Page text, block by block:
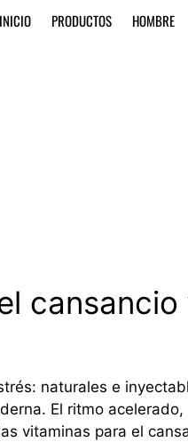
INICIO PRODUCTOS HOMBRE
naturales e
El ritmo
vitaminas para el